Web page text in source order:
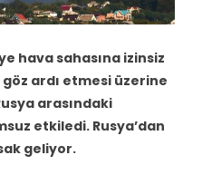
hava sahasına izinsiz
göz ardı etmesi üzerine
arasındaki
etkiledi. Rusya’dan
geliyor.